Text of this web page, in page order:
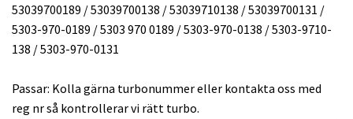
53039700189 / 53039700138 / 53039710138 / 53039700131 /
5303-970-0189 / 5303 970 0189 / 5303-970-0138 / 5303-9710-
138 / 5303-970-0131
Passar: Kolla gärna turbonummer eller kontakta oss med
reg nr så kontrollerar vi rätt turbo.